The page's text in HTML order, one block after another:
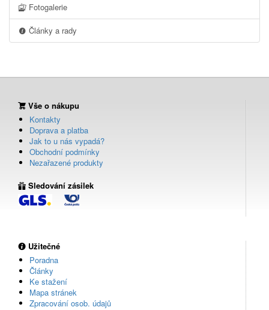
Fotogalerie
Články a rady
Vše o nákupu
Kontakty
Doprava a platba
Jak to u nás vypadá?
Obchodní podmínky
Nezařazené produkty
Sledování zásilek
Užitečné
Poradna
Články
Ke stažení
Mapa stránek
Zpracování osob. údajů